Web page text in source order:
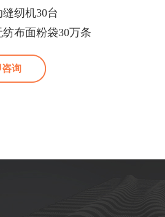
纫机30台
纺布面粉袋30万条
咨询